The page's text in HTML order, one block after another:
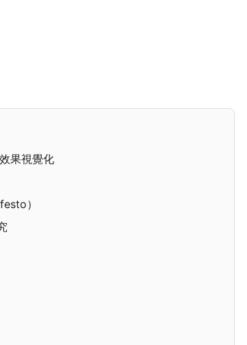
果視覺化
）